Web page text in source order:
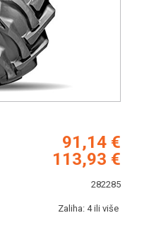
91,14 €
113,93 €
282285
Zaliha: 4 ili više